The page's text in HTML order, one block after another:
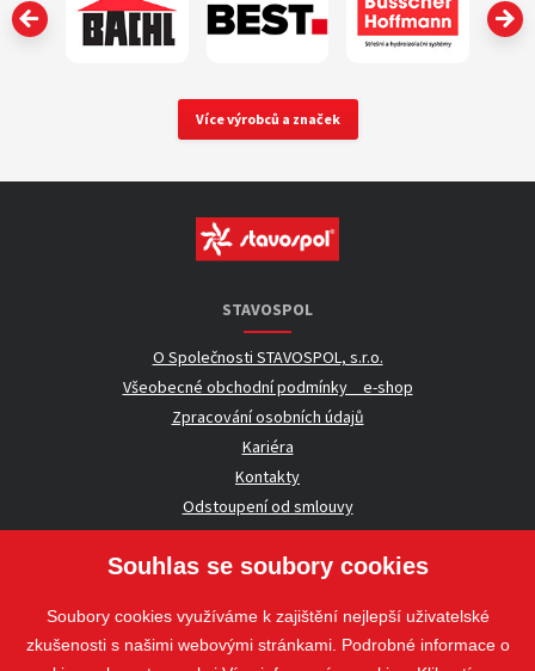
‹
Více výrobců a značek
STAVOSPOL
O Společnosti STAVOSPOL, s.r.o.
Všeobecné obchodní podmínky _ e-shop
Zpracování osobních údajů
Kariéra
Kontakty
Odstoupení od smlouvy
UŽITEČNÉ INFORMACE
Nezávazná poptávka
Whistleblowing
Souhlas se soubory cookies
Soubory cookies využíváme k zajištění nejlepší uživatelské
zkušenosti s našimi webovými stránkami. Podrobné informace o